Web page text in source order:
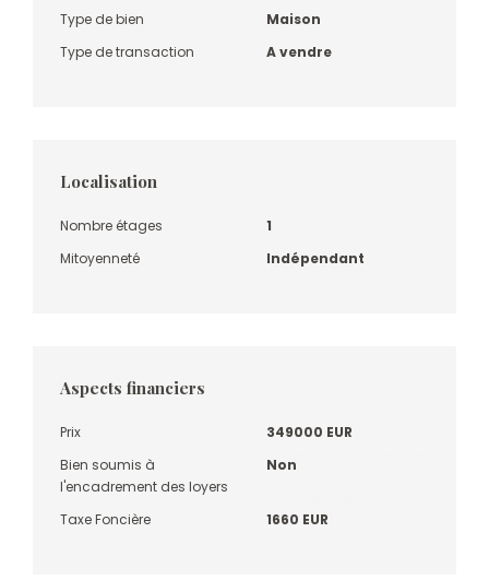
Type de bien
Maison
Type de transaction
A vendre
Localisation
Nombre étages
1
Mitoyenneté
Indépendant
Aspects financiers
Prix
349000 EUR
Bien soumis à
l'encadrement des loyers
Non
Taxe Foncière 1660 EUR